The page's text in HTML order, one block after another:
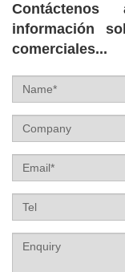
información
comerciales...
Name
Company
Email
Tel
Label